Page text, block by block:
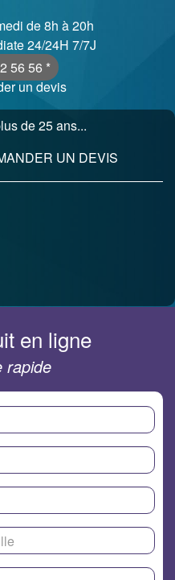
de 8h à 20h
24/24H 7/7J
56 56 *
un devis
de 25 ans...
UN DEVIS
en ligne
rapide